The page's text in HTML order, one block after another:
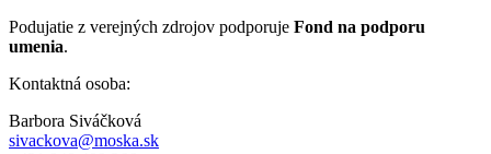
Podujatie z verejných zdrojov podporuje Fond na podporu
umenia.
Kontaktná osoba:
Barbora Siváčková
sivackova@moska.sk